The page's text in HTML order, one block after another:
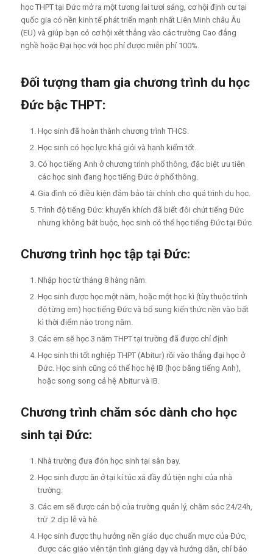
học THPT tại Đức mở ra một tương lai tươi sáng, cơ hội định cư tại
quốc gia có nền kinh tế phát triển mạnh nhất Liên Minh châu Âu
(EU) và giúp bạn có cơ hội xét thẳng vào các trường Cao đẳng
nghề hoặc Đại học với học phí được miễn phí 100%.
Đối tượng tham gia chương trình du học
Đức bậc THPT:
Học sinh đã hoàn thành chương trình THCS.
Học sinh có học lực khá giỏi và hạnh kiểm tốt.
Có học tiếng Anh ở chương trình phổ thông, đặc biệt ưu tiên
các học sinh đang học tiếng Đức ở phổ thông.
Gia đình có điều kiện đảm bảo tài chính cho quá trình du học.
Trình độ tiếng Đức: khuyến khích đã biết đôi chút tiếng Đức
nhưng không bắt buộc, học sinh có thể học tiếng Đức tại Đức
Chương trình học tập tại Đức:
Nhập học từ tháng 8 hàng năm.
Học sinh được học một năm, hoặc một học kì (tùy thuộc trình
độ từng em) học tiếng Đức và bổ sung kiến thức nền vào bất
kì thời điểm nào trong năm.
Các em sẽ học 3 năm THPT tại trường đã được chỉ định
Học sinh thi tốt nghiệp THPT (Abitur) rồi vào thẳng đại học ở
Đức. Học sinh cũng có thể học hệ IB (học bằng tiếng Anh),
hoặc song song cả hệ Abitur và IB.
Chương trình chăm sóc dành cho học
sinh tại Đức:
Nhà trường đưa đón học sinh tại sân bay.
Học sinh được ăn ở tại kí túc xá đầy đủ tiện nghi của nhà
trường.
Các em sẽ được cán bộ của trường quản lý, chăm sóc 24/24h,
trừ 2 dịp lễ và hè.
Học sinh được thụ hưởng nền giáo dục chuẩn mực của Đức,
được các giáo viên tận tình giảng dạy và hướng dẫn, chỉ bảo